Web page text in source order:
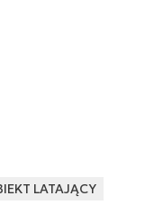
LATAJĄCY